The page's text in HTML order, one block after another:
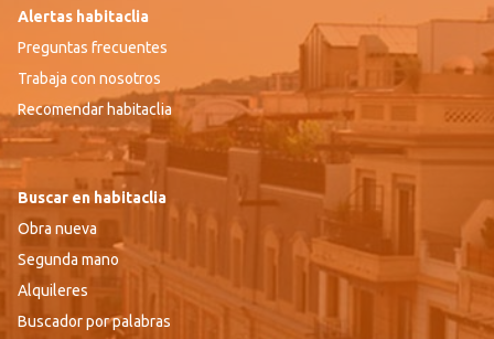
Alertas habitaclia
Preguntas frecuentes
Trabaja con nosotros
Recomendar habitaclia
Buscar en habitaclia
Obra nueva
Segunda mano
Alquileres
Buscador por palabras